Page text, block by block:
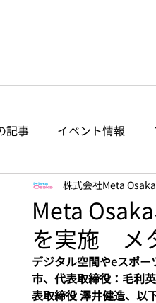
記事 イベント情報
Meta
を実施 メ
株式会社Meta Osaka
デジタル空間やeスポ
市、代表取締役：毛利
表取締役 澤井健造、以